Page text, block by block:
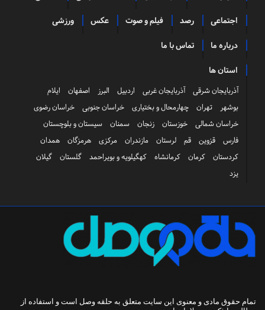
اجتماعی رصد فیلم و صوت عکس ورزشی
درباره ما تماس با ما
استان ها
آذربایجان شرقی آذربایجان غربی اردبیل البرز اصفهان
ایلام
بوشهر
تهران چهارمحال و بختیاری خراسان جنوبی
خراسان رضوی
خراسان شمالی
خوزستان زنجان سمنان
سیستان و بلوچستان
فارس
قزوین قم لرستان مازندران مرکزی هرمزگان
همدان
کردستان
کرمان کرمانشاه کهگیلویه و بویراحمد گلستان
گیلان
یزد
تمام حقوق مادی و معنوی این سایت متعلق به حلقه وصل است و استفاده از